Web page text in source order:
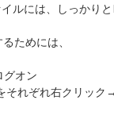
ルには、しっかり
ためには、
グオン
それぞれ右クリッ